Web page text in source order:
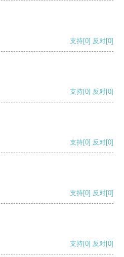
支持[0] 反对[0]
支持[0] 反对[0]
支持[0] 反对[0]
支持[0] 反对[0]
支持[0] 反对[0]